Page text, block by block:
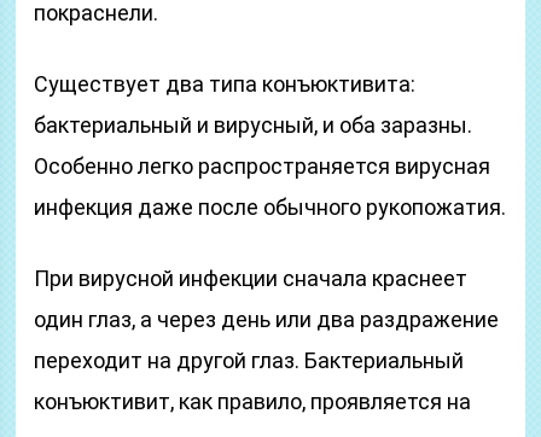
покраснели.
Существует два типа конъюктивита:
бактериальный и вирусный, и оба заразны.
Особенно легко распространяется вирусная
инфекция даже после обычного рукопожатия.
При вирусной инфекции сначала краснеет
один глаз, а через день или два раздражение
переходит на другой глаз. Бактериальный
конъюктивит, как правило, проявляется на